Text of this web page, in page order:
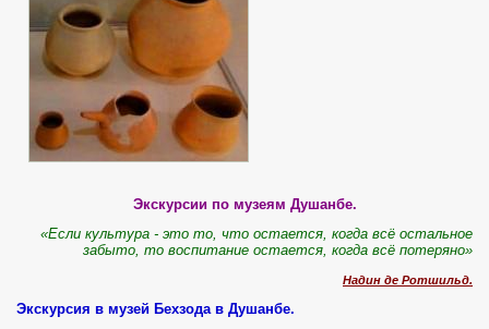
Экскурсии по музеям Душанбе.
«Если культура - это то, что остается, когда всё остальное
забыто, то воспитание остается, когда всё потеряно»
Надин де Ротшильд.
Экскурсия в музей Бехзода в Душанбе.